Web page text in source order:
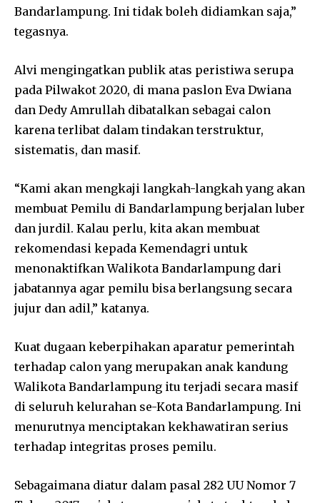
Bandarlampung. Ini tidak boleh didiamkan saja,”
tegasnya.
Alvi mengingatkan publik atas peristiwa serupa
pada Pilwakot 2020, di mana paslon Eva Dwiana
dan Dedy Amrullah dibatalkan sebagai calon
karena terlibat dalam tindakan terstruktur,
sistematis, dan masif.
“Kami akan mengkaji langkah-langkah yang akan
membuat Pemilu di Bandarlampung berjalan luber
dan jurdil. Kalau perlu, kita akan membuat
rekomendasi kepada Kemendagri untuk
menonaktifkan Walikota Bandarlampung dari
jabatannya agar pemilu bisa berlangsung secara
jujur dan adil,” katanya.
Kuat dugaan keberpihakan aparatur pemerintah
terhadap calon yang merupakan anak kandung
Walikota Bandarlampung itu terjadi secara masif
di seluruh kelurahan se-Kota Bandarlampung. Ini
menurutnya menciptakan kekhawatiran serius
terhadap integritas proses pemilu.
Sebagaimana diatur dalam pasal 282 UU Nomor 7